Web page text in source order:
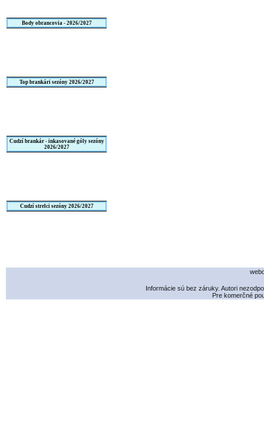
Body obrancovia - 2026/2027
Top brankári sezóny 2026/2027
Cudzí brankár - inkasované góly sezóny
2026/2027
Cudzí strelci sezóny 2026/2027
Informácie sú bez záruky. Autori
Pre komerčné